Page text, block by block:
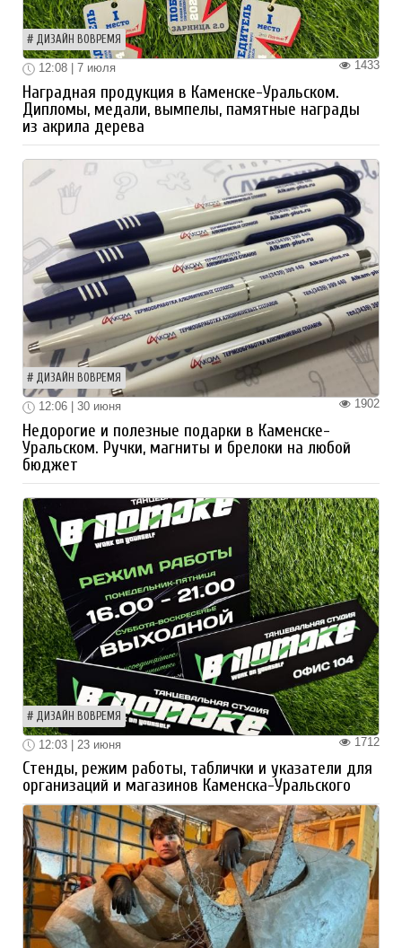
ДИЗАЙН ВОВРЕМЯ
1433
12:08 | 7 июля
Наградная продукция в Каменске-Уральском.
Дипломы, медали, вымпелы, памятные награды
из акрила дерева
ДИЗАЙН ВОВРЕМЯ
1902
12:06 | 30 июня
Недорогие и полезные подарки в Каменске-
Уральском. Ручки, магниты и брелоки на любой
бюджет
ДИЗАЙН ВОВРЕМЯ
1712
12:03 | 23 июня
Стенды, режим работы, таблички и указатели для
организаций и магазинов Каменска-Уральского